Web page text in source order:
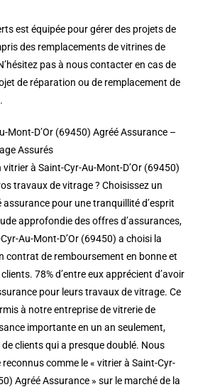
est équipée pour gérer des projets de
des remplacements de vitrines de
pas à nous contacter en cas de
de réparation ou de remplacement de
Mont-D’Or (69450) Agréé Assurance –
Assurés
à Saint-Cyr-Au-Mont-D’Or (69450)
travaux de vitrage ? Choisissez un
pour une tranquillité d’esprit
approfondie des offres d’assurances,
Au-Mont-D’Or (69450) a choisi la
contrat de remboursement en bonne et
78% d’entre eux apprécient d’avoir
pour leurs travaux de vitrage. Ce
à notre entreprise de vitrerie de
importante en un an seulement,
clients qui a presque doublé. Nous
reconnus comme le « vitrier à Saint-Cyr-
Agréé Assurance » sur le marché de la